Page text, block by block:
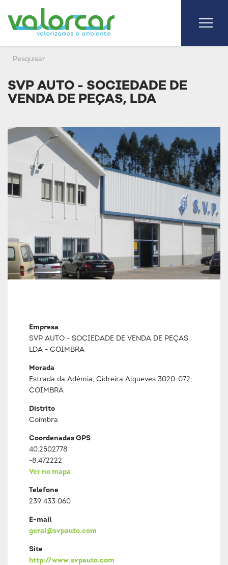
SVP AUTO - SOCIEDADE DE
VENDA DE PEÇAS, LDA
Empresa
SVP AUTO - SOCIEDADE DE VENDA DE PEÇAS,
LDA - COIMBRA
Morada
Estrada da Adémia, Cidreira Alqueves 3020-072;
COIMBRA
Distrito
Coimbra
Coordenadas GPS
40.2502778
-8.472222
Ver no mapa
Telefone
239 433 060
E-mail
geral@svpauto.com
Site
http://www.svpauto.com